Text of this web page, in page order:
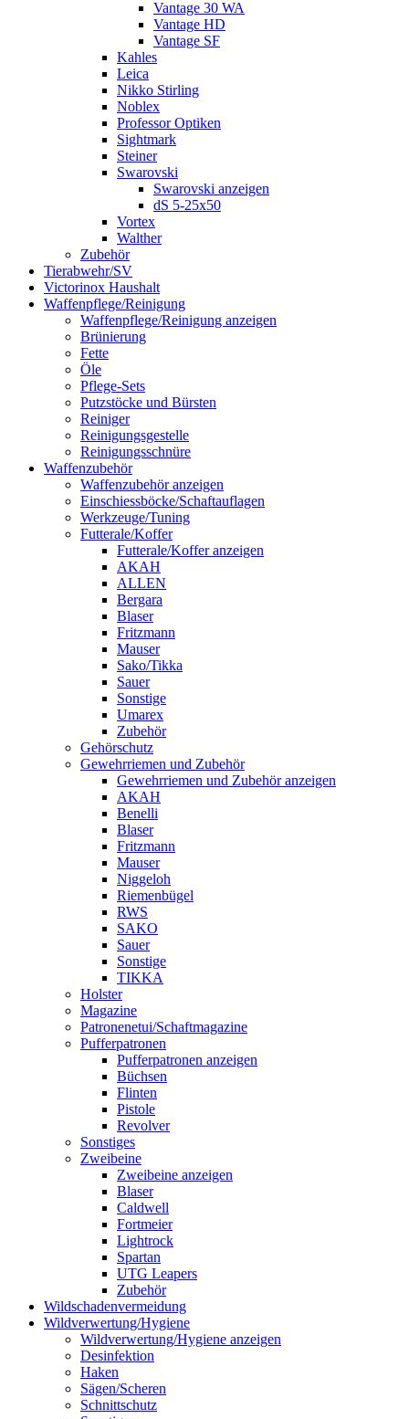
Vantage 30 WA
Vantage HD
Vantage SF
Kahles
Leica
Nikko Stirling
Noblex
Professor Optiken
Sightmark
Steiner
Swarovski
Swarovski anzeigen
dS 5-25x50
Vortex
Walther
Zubehör
Tierabwehr/SV
Victorinox Haushalt
Waffenpflege/Reinigung
Waffenpflege/Reinigung anzeigen
Brünierung
Fette
Öle
Pflege-Sets
Putzstöcke und Bürsten
Reiniger
Reinigungsgestelle
Reinigungsschnüre
Waffenzubehör
Waffenzubehör anzeigen
Einschiessböcke/Schaftauflagen
Werkzeuge/Tuning
Futterale/Koffer
Futterale/Koffer anzeigen
AKAH
ALLEN
Bergara
Blaser
Fritzmann
Mauser
Sako/Tikka
Sauer
Sonstige
Umarex
Zubehör
Gehörschutz
Gewehrriemen und Zubehör
Gewehrriemen und Zubehör anzeigen
AKAH
Benelli
Blaser
Fritzmann
Mauser
Niggeloh
Riemenbügel
RWS
SAKO
Sauer
Sonstige
TIKKA
Holster
Magazine
Patronenetui/Schaftmagazine
Pufferpatronen
Pufferpatronen anzeigen
Büchsen
Flinten
Pistole
Revolver
Sonstiges
Zweibeine
Zweibeine anzeigen
Blaser
Caldwell
Fortmeier
Lightrock
Spartan
UTG Leapers
Zubehör
Wildschadenvermeidung
Wildverwertung/Hygiene
Wildverwertung/Hygiene anzeigen
Desinfektion
Haken
Sägen/Scheren
Schnittschutz